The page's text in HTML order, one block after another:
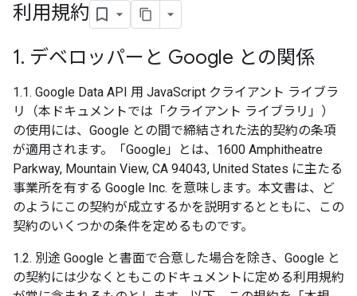
利用規約
1. デベロッパーと Google との関係
1.1. Google Data API 用 JavaScript クライアント ライブラ
リ（本ドキュメントでは「クライアント ライブラリ」）
の使用には、Google との間で締結された法的契約の条項
が適用されます。「Google」とは、1600 Amphitheatre
Parkway, Mountain View, CA 94043, United States に主たる
事業所を有する Google Inc. を意味します。本文書は、ど
のようにこの契約が成立するかを説明するとともに、この
契約のいくつかの条件を定めるものです。
1.2. 別途 Google と書面で合意した場合を除き、Google と
の契約には少なくともこのドキュメントに定める利用規約